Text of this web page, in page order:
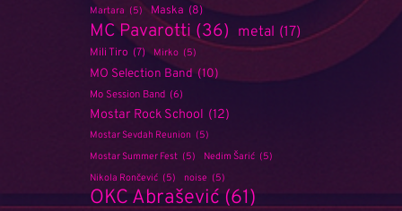
Martara (5) Maska (8)
MC Pavarotti (36) metal (17)
Mili Tiro (7) Mirko (5)
MO Selection Band (10)
Mo Session Band (6)
Mostar Rock School (12)
Mostar Sevdah Reunion (5)
Mostar Summer Fest (5) Nedim Šarić (5)
Nikola Rončević (5) noise (5)
OKC Abrašević (61)